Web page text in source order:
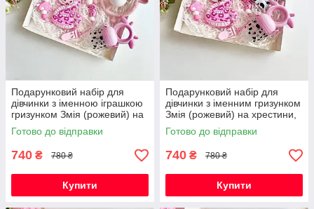
Подарунковий набір для
дівчинки з іменною іграшкою
гризунком Змія (рожевий) на
виписку, хрестини, півроку
Готово до відправки
740 ₴ 780 ₴
Купити
Подарунковий набір для
дівчинки з іменним гризунком
Змія (рожевий) на хрестини,
виписку, півроку
Готово до відправки
740 ₴ 780 ₴
Купити